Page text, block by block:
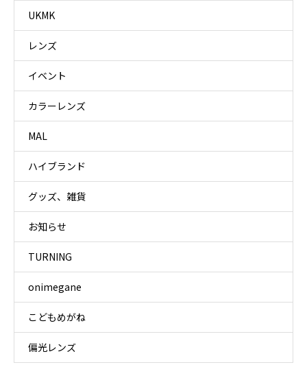
UKMK
レンズ
イベント
カラーレンズ
MAL
ハイブランド
グッズ、雑貨
お知らせ
TURNING
onimegane
こどもめがね
偏光レンズ